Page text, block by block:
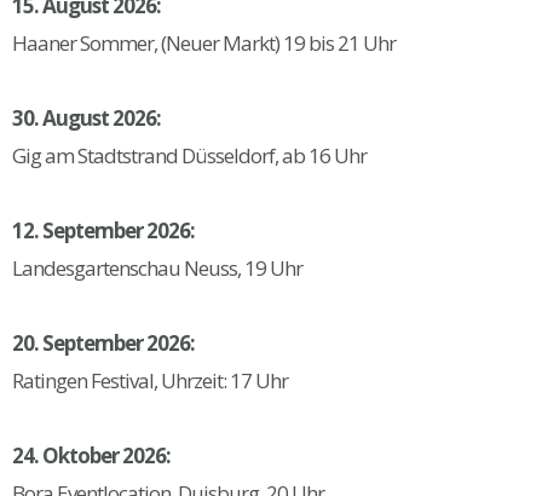
15. August 2026:
Haaner Sommer, (Neuer Markt) 19 bis 21 Uhr
30. August 2026:
Gig am Stadtstrand Düsseldorf, ab 16 Uhr
12. September 2026:
Landesgartenschau Neuss, 19 Uhr
20. September 2026:
Ratingen Festival, Uhrzeit: 17 Uhr
24. Oktober 2026: